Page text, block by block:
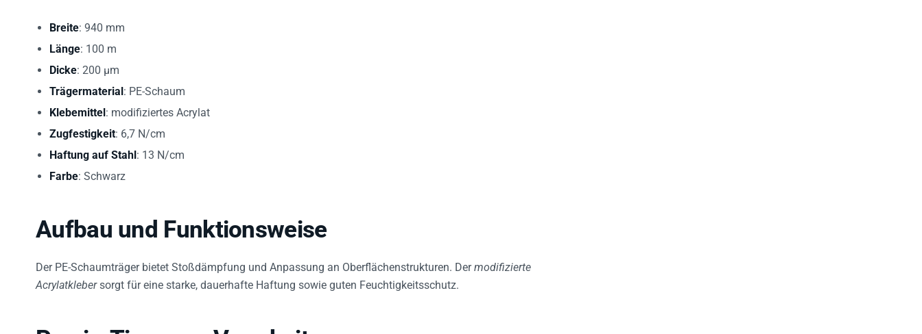
Breite: 940 mm
Länge: 100 m
Dicke: 200 µm
Trägermaterial: PE-Schaum
Klebemittel: modifiziertes Acrylat
Zugfestigkeit: 6,7 N/cm
Haftung auf Stahl: 13 N/cm
Farbe: Schwarz
Aufbau und Funktionsweise
Der PE-Schaumträger bietet Stoßdämpfung und Anpassung an Oberflächenstrukturen. Der modifizierte
Acrylatklebersorgt für eine starke, dauerhafte Haftung sowie guten Feuchtigkeitsschutz.